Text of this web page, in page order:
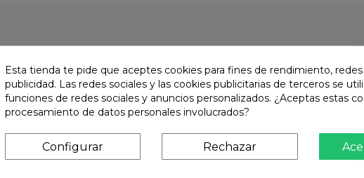
Esta tienda te pide que aceptes cookies para fines de rendimiento, redes
publicidad. Las redes sociales y las cookies publicitarias de terceros se
funciones de redes sociales y anuncios personalizados. ¿Aceptas estas
procesamiento de datos personales involucrados?
Rechazar
Configurar